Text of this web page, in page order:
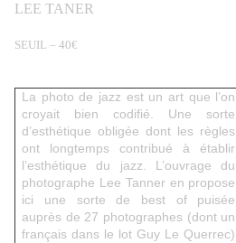
LEE TANER
SEUIL – 40€
La photo de jazz est un art que l’on
croyait bien codifié. Une sorte
d’esthétique obligée dont les règles
ont longtemps contribué à établir
l’esthétique du jazz. L’ouvrage du
photographe Lee Tanner en propose
ici une sorte de best of puisée
auprès de 27 photographes (dont un
français dans le lot Guy Le Querrec)